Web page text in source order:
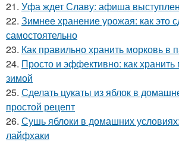
21. Уфа ждет Славу: афиша
22. Зимнее хранение урожая: как это
самостоятельно
23. Как правильно хранить морковь в
24. Просто и эффективно: как хранить
зимой
25. Сделать цукаты из яблок в
простой рецепт
26. Сушь яблоки в домашних
лайфхаки